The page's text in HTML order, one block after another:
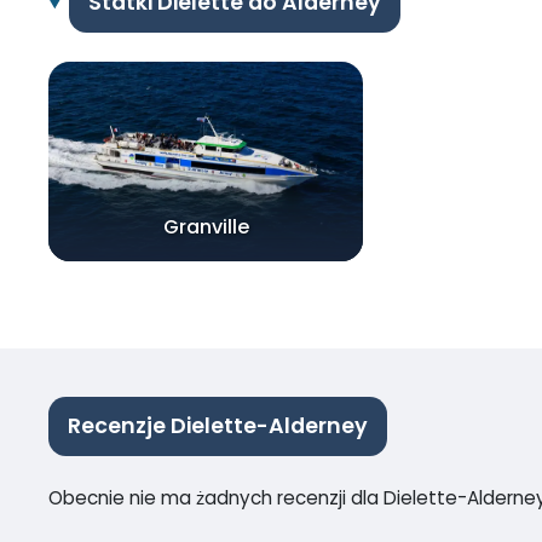
Granville
Recenzje Dielette-Alderney
Obecnie nie ma żadnych recenzji dla Dielette-